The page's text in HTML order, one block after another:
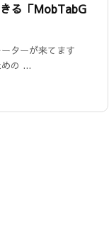
る「MobTabG
ターが来てます
の ...